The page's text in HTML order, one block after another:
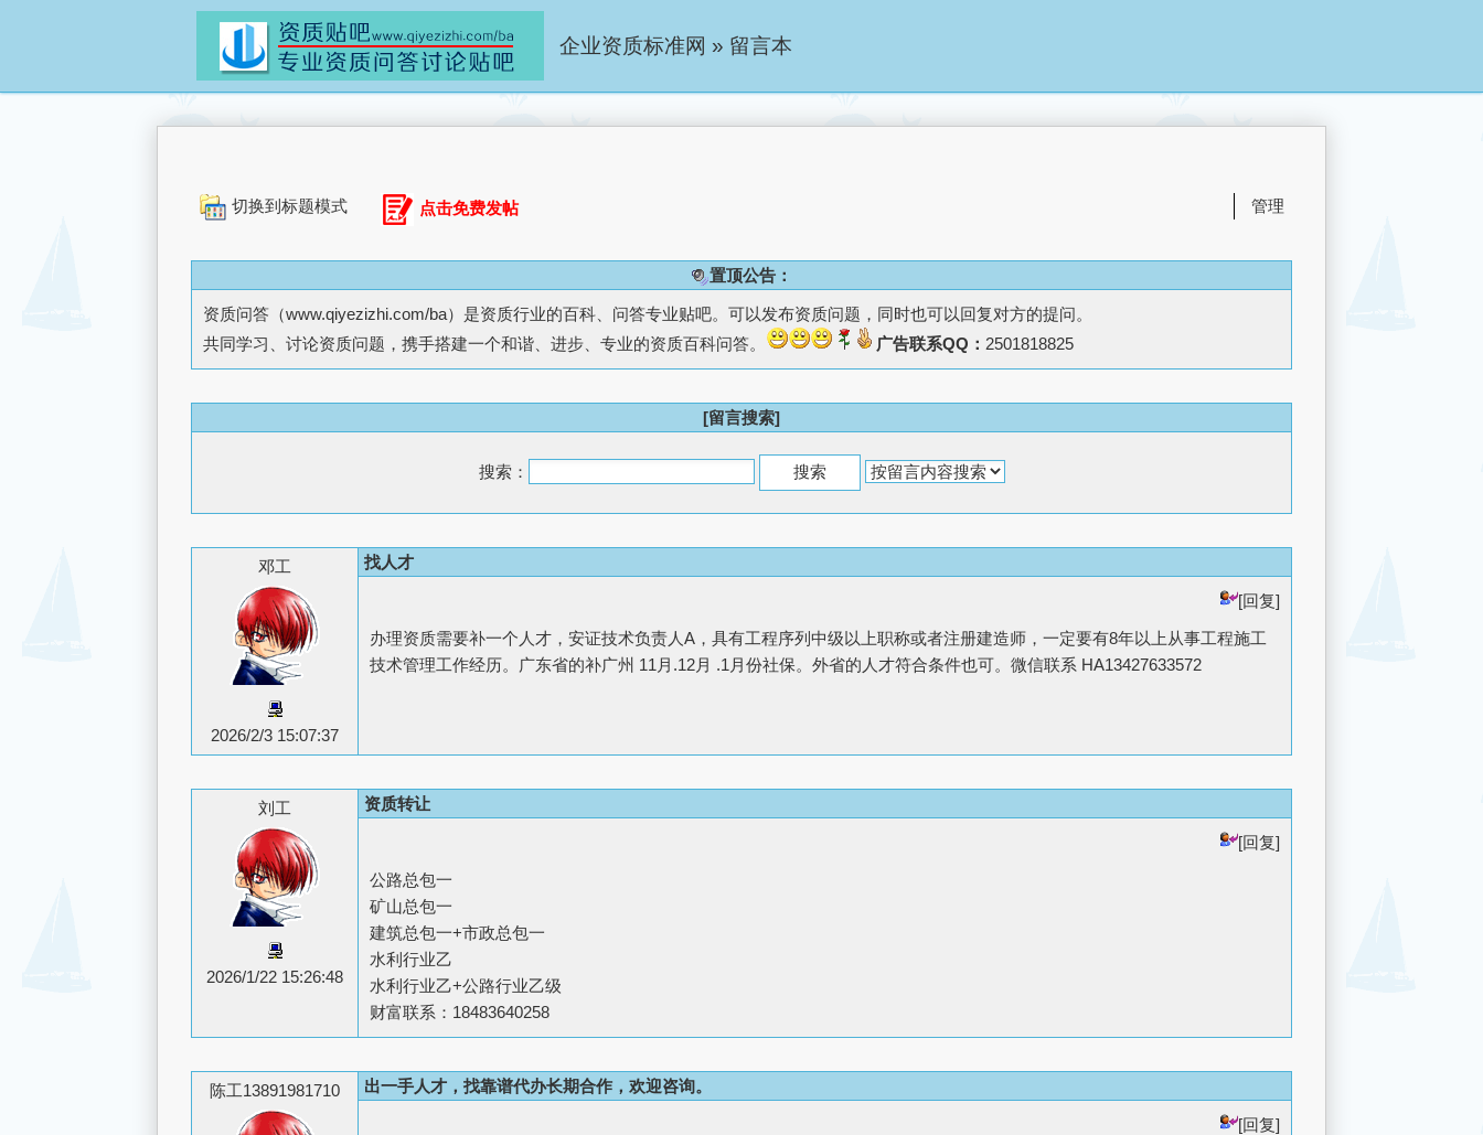
企业资质标准网 » 留言本
切换到标题模式 点击免费发帖 管理
置顶公告：
资质问答（www.qiyezizhi.com/ba）是资质行业的百科、问答专业贴吧。可以发布资质问题，同时也可以回复对方的提问。
共同学习、讨论资质问题，携手搭建一个和谐、进步、专业的资质百科问答。
广告联系QQ： 2501818825
[留言搜索]
搜索：
邓工
2026/2/3 15:07:37
找人才
[回复]
办理资质需要补一个人才，安证技术负责人A，具有工程序列中级以上职称或者注册建造师，一定要有8年以上从事工程施工
技术管理工作经历。广东省的补广州 11月.12月 .1月份社保。外省的人才符合条件也可。微信联系 HA13427633572
刘工
2026/1/22 15:26:48
资质转让
[回复]
公路总包一
矿山总包一
建筑总包一+市政总包一
水利行业乙
水利行业乙+公路行业乙级
财富联系：18483640258
陈工13891981710 出一手人才，找靠谱代办长期合作，欢迎咨询。
[回复]